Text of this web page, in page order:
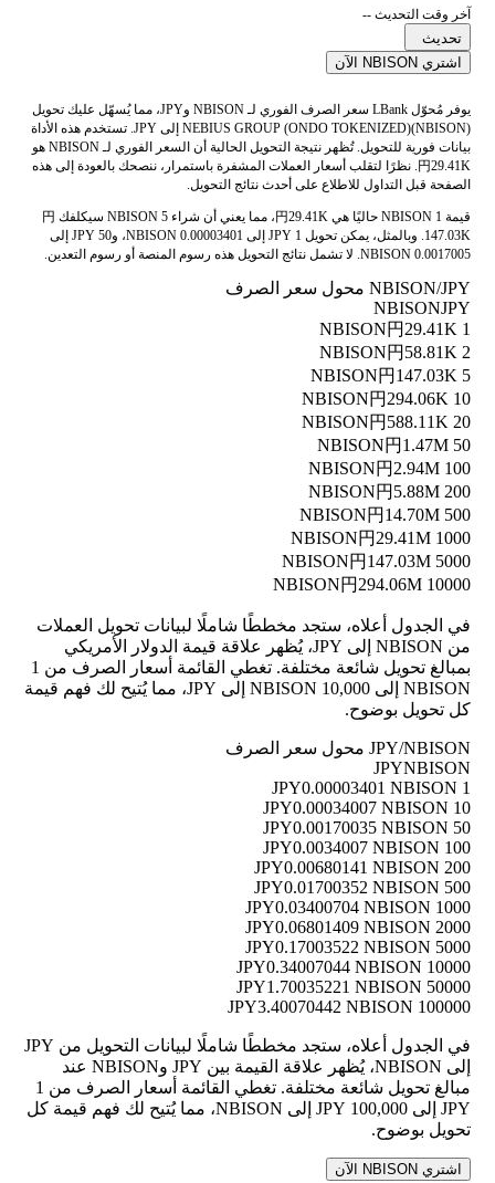
آخر وقت التحديث --
تحديث
اشتري NBISON الآن
يوفر مُحوّل LBank سعر الصرف الفوري لـ NBISON وJPY، مما يُسهّل عليك تحويل
NEBIUS GROUP (ONDO TOKENIZED)(NBISON) إلى JPY. تستخدم هذه الأداة
بيانات فورية للتحويل. تُظهر نتيجة التحويل الحالية أن السعر الفوري لـ NBISON هو
円29.41K. نظرًا لتقلب أسعار العملات المشفرة باستمرار، ننصحك بالعودة إلى هذه
الصفحة قبل التداول للاطلاع على أحدث نتائج التحويل.
قيمة 1 NBISON حاليًا هي 円29.41K، مما يعني أن شراء 5 NBISON سيكلفك 円
147.03K. وبالمثل، يمكن تحويل 1 JPY إلى 0.00003401 NBISON، و50 JPY إلى
0.0017005 NBISON. لا تشمل نتائج التحويل هذه رسوم المنصة أو رسوم التعدين.
NBISON/JPY محول سعر الصرف
NBISONJPY
1 NBISON
円29.41K
2 NBISON
円58.81K
5 NBISON
円147.03K
10 NBISON
円294.06K
20 NBISON
円588.11K
50 NBISON
円1.47M
100 NBISON
円2.94M
200 NBISON
円5.88M
500 NBISON
円14.70M
1000 NBISON
円29.41M
5000 NBISON
円147.03M
10000 NBISON
円294.06M
في الجدول أعلاه، ستجد مخططًا شاملًا لبيانات تحويل العملات
من NBISON إلى JPY، يُظهر علاقة قيمة الدولار الأمريكي
بمبالغ تحويل شائعة مختلفة. تغطي القائمة أسعار الصرف من 1
NBISON إلى 10,000 NBISON إلى JPY، مما يُتيح لك فهم قيمة
كل تحويل بوضوح.
JPY/NBISON محول سعر الصرف
JPYNBISON
1 JPY
0.00003401 NBISON
10 JPY
0.00034007 NBISON
50 JPY
0.00170035 NBISON
100 JPY
0.0034007 NBISON
200 JPY
0.00680141 NBISON
500 JPY
0.01700352 NBISON
1000 JPY
0.03400704 NBISON
2000 JPY
0.06801409 NBISON
5000 JPY
0.17003522 NBISON
10000 JPY
0.34007044 NBISON
50000 JPY
1.70035221 NBISON
100000 JPY
3.40070442 NBISON
في الجدول أعلاه، ستجد مخططًا شاملًا لبيانات التحويل من JPY
إلى NBISON، يُظهر علاقة القيمة بين JPY وNBISON عند
مبالغ تحويل شائعة مختلفة. تغطي القائمة أسعار الصرف من 1
JPY إلى 100,000 JPY إلى NBISON، مما يُتيح لك فهم قيمة كل
تحويل بوضوح.
اشتري NBISON الآن